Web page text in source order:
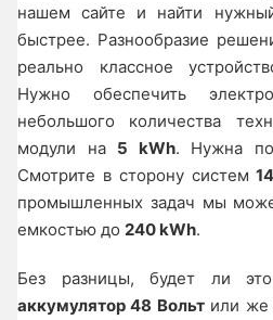
нашем сайте и найти
быстрее. Разнообразие
реально классное
Нужно обеспечить
небольшого количества
модули на 5 kWh. Нужна
Смотрите в сторону систем
промышленных задач мы
емкостью до 240 kWh.
Без разницы, будет ли
аккумулятор 48 Вольтили же